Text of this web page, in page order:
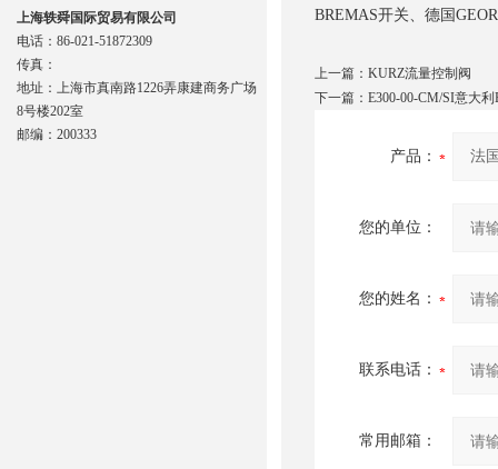
BREMAS开关、德国
上一篇： KURZ流量控制阀
下一篇： E300-00-CM/SI意大
产品：
您的单位：
您的姓名：
联系电话：
常用邮箱：
上海轶舜国际贸易有限公司
电话：86-021-51872309
传真：
地址：上海市真南路1226弄康建商务广场
8号楼202室
邮编：200333